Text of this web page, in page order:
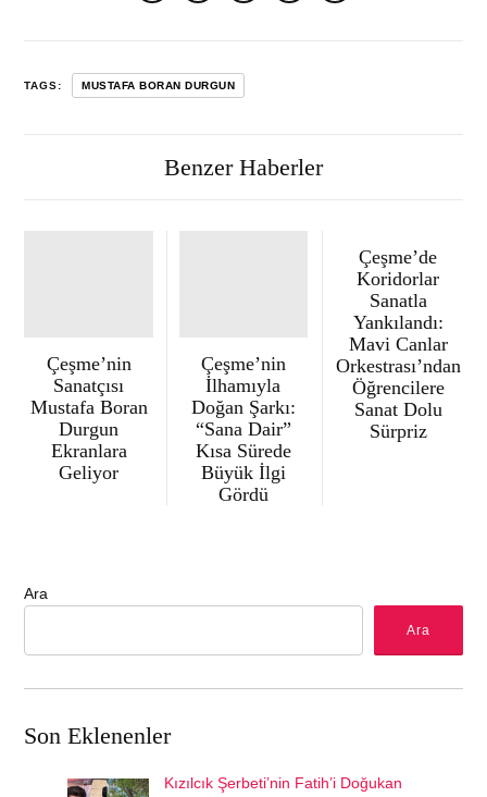
TAGS: MUSTAFA BORAN DURGUN
Benzer Haberler
Çeşme’nin
Sanatçısı
Mustafa Boran
Durgun
Ekranlara
Geliyor
Çeşme’nin
İlhamıyla
Doğan Şarkı:
“Sana Dair”
Kısa Sürede
Büyük İlgi
Gördü
Çeşme’de
Koridorlar
Sanatla
Yankılandı:
Mavi Canlar
Orkestrası’ndan
Öğrencilere
Sanat Dolu
Sürpriz
Ara
Ara
Son Eklenenler
Kızılcık Şerbeti’nin Fatih’i Doğukan